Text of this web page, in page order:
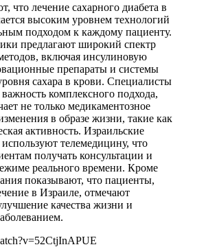
что лечение сахарного диабета в
высоким уровнем технологий
подходом к каждому пациенту.
предлагают широкий спектр
включая инсулиновую
препараты и системы
сахара в крови. Специалисты
комплексного подхода,
не только медикаментозное
в образе жизни, такие как
активность. Израильские
телемедицину, что
получать консультации и
реального времени. Кроме
показывают, что пациенты,
в Израиле, отмечают
качества жизни и